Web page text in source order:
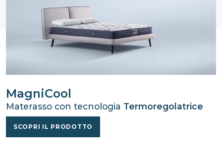
MagniCool
Materasso con tecnologia Termoregolatrice
SCOPRI IL PRODOTTO